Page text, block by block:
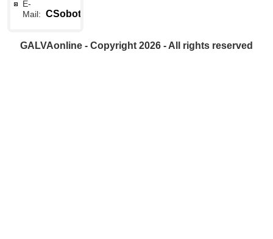
E-
Mail: CSobottka@galvaonline.de
GALVAonline - Copyright 2026 - All rights reserved